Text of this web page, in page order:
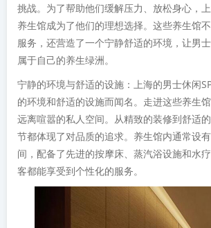
挑战。为了帮助他们缓解压力、放松身心，
养生馆成为了他们的理想选择。这些养生馆
服务，还营造了一个宁静舒适的环境，让男
属于自己的养生绿洲。
宁静的环境与舒适的设施：上海的男士休闲
的环境和舒适的设施而闻名。走进这些养生
远离喧嚣的私人空间。从精致的装修到舒适
节都体现了对品质的追求。养生馆内通常设
间，配备了先进的按摩床、蒸汽浴设施和水
客都能享受到个性化的服务。